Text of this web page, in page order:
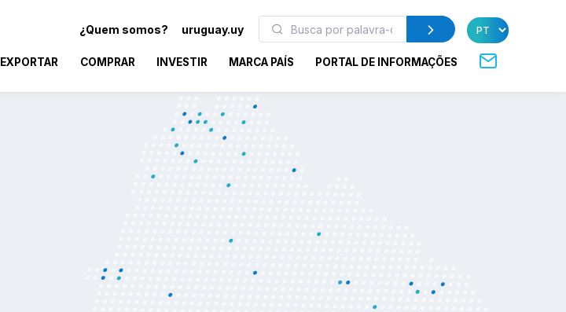
¿Quem somos? uruguay.uy
EXPORTAR COMPRAR INVESTIR MARCA PAÍS PORTAL DE INFORMAÇÕES